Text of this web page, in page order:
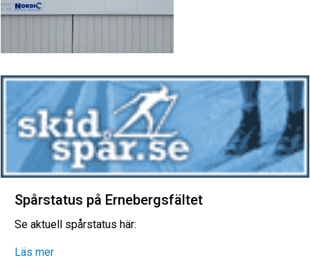
Spårstatus på Ernebergsfältet
Se aktuell spårstatus här:
Läs mer